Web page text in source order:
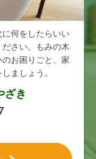
何をしたらいい
さい。もみの木
お困りごと、家
ましょう。
ざき